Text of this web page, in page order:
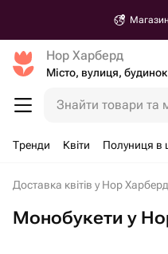
Нор Харберд
Місто, вулиця, будинок
Знайти товари та
Тренди Квіти Полуниця в
Доставка квітів у Нор Харберд
Монобукети у